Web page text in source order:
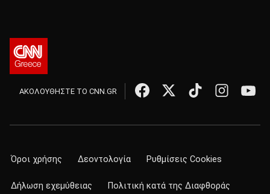
ΑΚΟΛΟΥΘΗΣΤΕ ΤΟ CNN.GR
Όροι χρήσης Δεοντολογία Ρυθμίσεις Cookies
Δήλωση εχεμύθειας Πολιτική κατά της Διαφθοράς